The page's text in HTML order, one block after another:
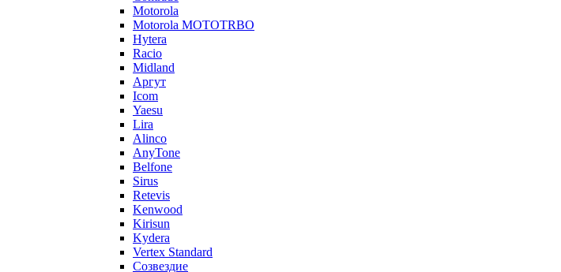
Motorola
Motorola MOTOTRBO
Hytera
Racio
Midland
Аргут
Icom
Yaesu
Lira
Alinco
AnyTone
Belfone
Sirus
Retevis
Kenwood
Kirisun
Kydera
Vertex Standard
Созвездие